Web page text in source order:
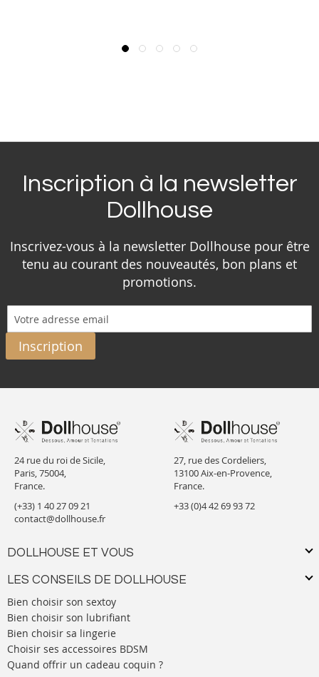
Inscription à la newsletter
Dollhouse
Inscrivez-vous à la newsletter Dollhouse pour être
tenu au courant des nouveautés, bon plans et
promotions.
Inscription
24 rue du roi de Sicile,
Paris, 75004,
France.
(+33) 1 40 27 09 21
contact@dollhouse.fr
DOLLHOUSE ET VOUS
LES CONSEILS DE DOLLHOUSE
Bien choisir son sextoy
Bien choisir son lubrifiant
Bien choisir sa lingerie
Choisir ses accessoires BDSM
Quand offrir un cadeau coquin ?
27, rue des Cordeliers,
13100 Aix-en-Provence,
France.
+33 (0)4 42 69 93 72